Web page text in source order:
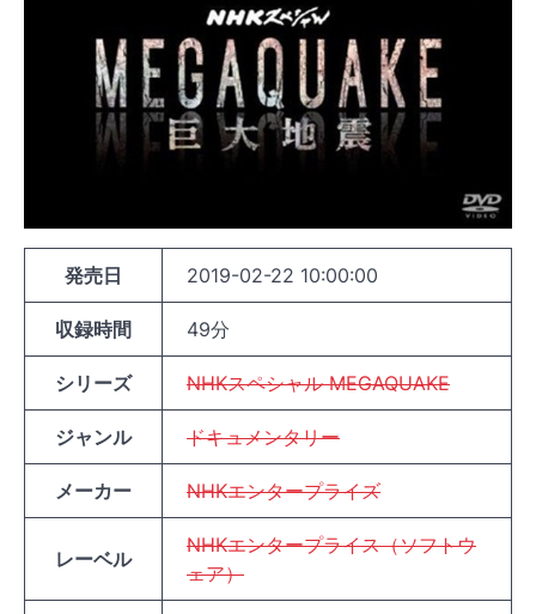
発売日 2019-02-22 10:00:00
収録時間 49分
シリーズ NHKスペシャル MEGAQUAKE
ジャンル ドキュメンタリー
メーカー NHKエンタープライズ
レーベル
NHKエンタープライス（ソフトウ
ェア）